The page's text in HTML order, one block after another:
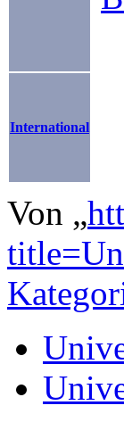
International
Von „